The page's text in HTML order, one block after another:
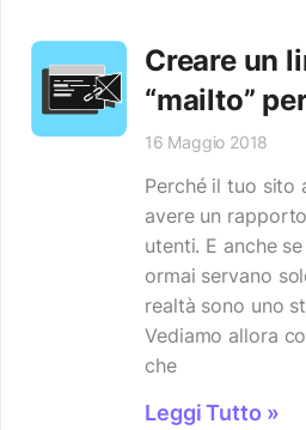
Creare un
“mailto”
16 Maggio 2018
Perché il tuo sito
avere un
utenti. E anche
ormai servano
realtà sono uno
Vediamo allora
che
Leggi Tutto »